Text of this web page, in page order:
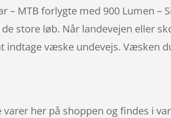
– MTB forlygte med 900 Lumen –
store løb. Når landevejen eller
indtage væske undevejs. Væsken
her på shoppen og findes i